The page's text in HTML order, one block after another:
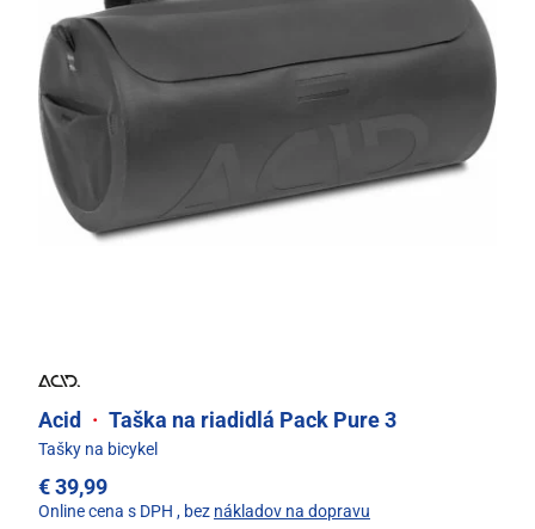
Acid · Taška na riadidlá Pack Pure 3
Tašky na bicykel
€ 39,99
Online cena s DPH , bez nákladov na dopravu